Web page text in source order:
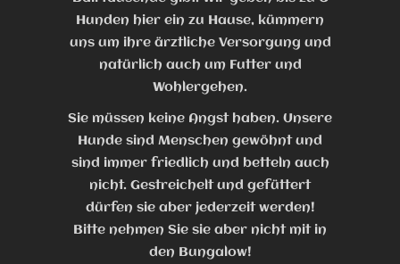
Hunden hier ein zu Hause, kümmern
uns um ihre ärztliche Versorgung und
natürlich auch um Futter und
Wohlergehen.
Sie müssen keine Angst haben. Unsere
Hunde sind Menschen gewöhnt und
sind immer friedlich und betteln auch
nicht. Gestreichelt und gefüttert
dürfen sie aber jederzeit werden!
Bitte nehmen Sie sie aber nicht mit in
den Bungalow!